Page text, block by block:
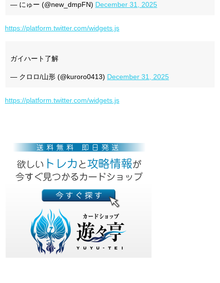
— にゅー (@new_dmpFN) December 31, 2025
https://platform.twitter.com/widgets.js
ガイハート了解
— クロロ/山形 (@kuroro0413) December 31, 2025
https://platform.twitter.com/widgets.js